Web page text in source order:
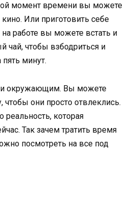
момент времени вы можете
Или приготовить себе
работе вы можете встать и
чай, чтобы взбодриться и
пять минут.
окружающим. Вы можете
чтобы они просто отвлеклись.
реальность, которая
Так зачем тратить время
посмотреть на все под